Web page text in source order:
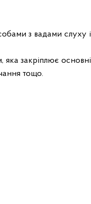
з вадами слуху і
закріплює основні
тощо.